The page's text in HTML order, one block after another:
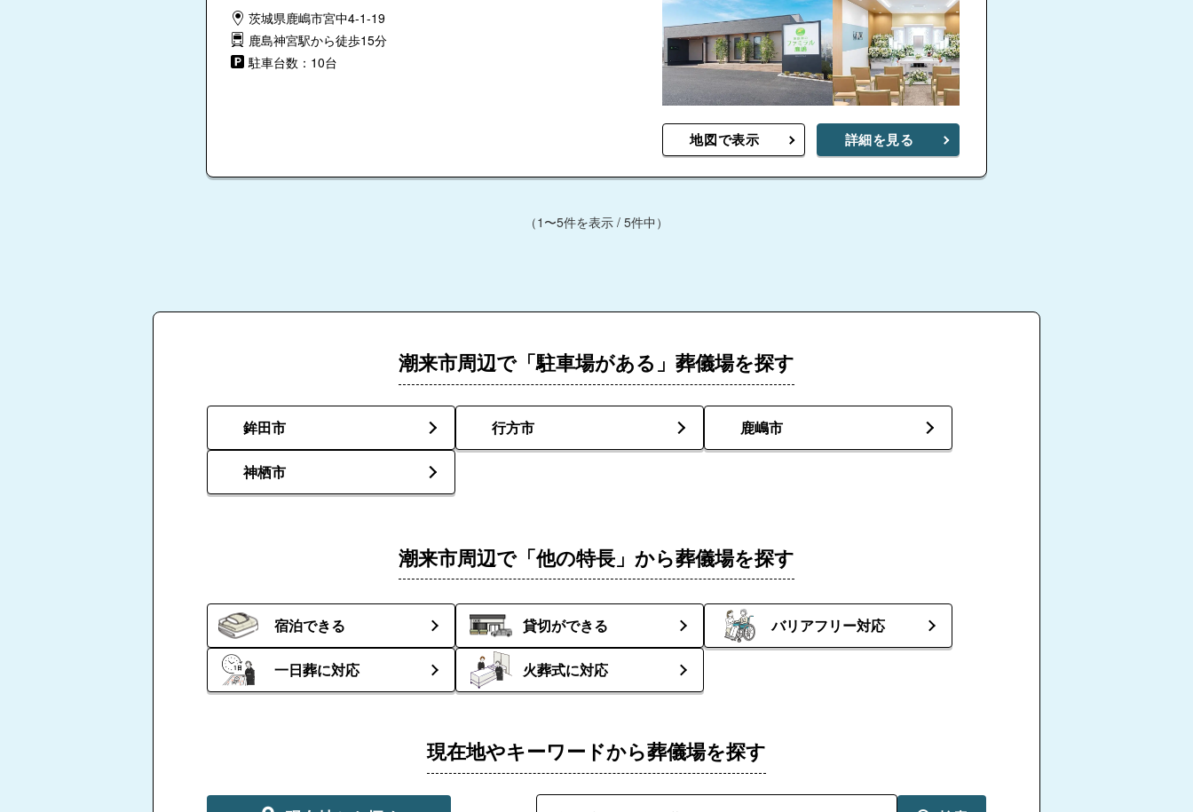
茨城県鹿嶋市宮中4-1-19
鹿島神宮駅から徒歩15分
駐車台数：10台
地図で表示 詳細を見る
（1〜5件を表示 / 5件中）
潮来市周辺で「駐車場がある」葬儀場を探す
鉾田市 行方市 鹿嶋市
神栖市
潮来市周辺で「他の特長」から葬儀場を探す
宿泊できる 貸切ができる バリアフリー対応
一日葬に対応 火葬式に対応
現在地やキーワードから葬儀場を探す